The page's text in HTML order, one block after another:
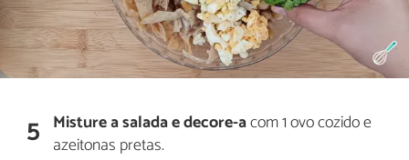
5 Misture a salada e decore-acom 1 ovo cozido e
azeitonas pretas.